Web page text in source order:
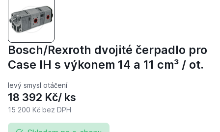
Bosch/Rexroth dvojité čerpadlo pro
Case IH s výkonem 14 a 11 cm³ / ot.
levý smysl otáčení
18 392 Kč/ ks
15 200 Kč bez DPH